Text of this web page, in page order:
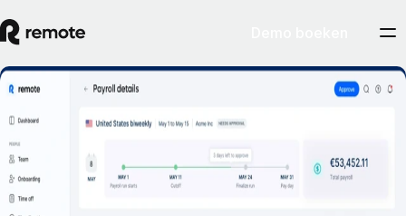
Gestroomlijnd payrollmanagement
Als je je werknemers betaalt via Remote, heb je in één oogopslag
Demo boeken